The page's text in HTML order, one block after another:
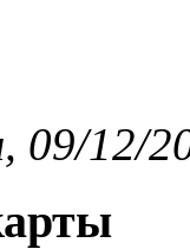
09/12/